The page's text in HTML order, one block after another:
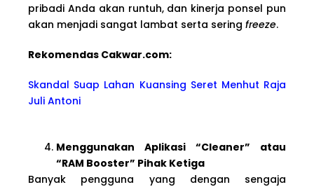
pribadi Anda akan runtuh, dan kinerja ponsel pun
akan menjadi sangat lambat serta sering freeze.
Rekomendas Cakwar.com:
Skandal Suap Lahan Kuansing Seret Menhut Raja
Juli Antoni
Menggunakan Aplikasi “Cleaner” atau
“RAM Booster” Pihak Ketiga
Banyak pengguna yang dengan sengaja